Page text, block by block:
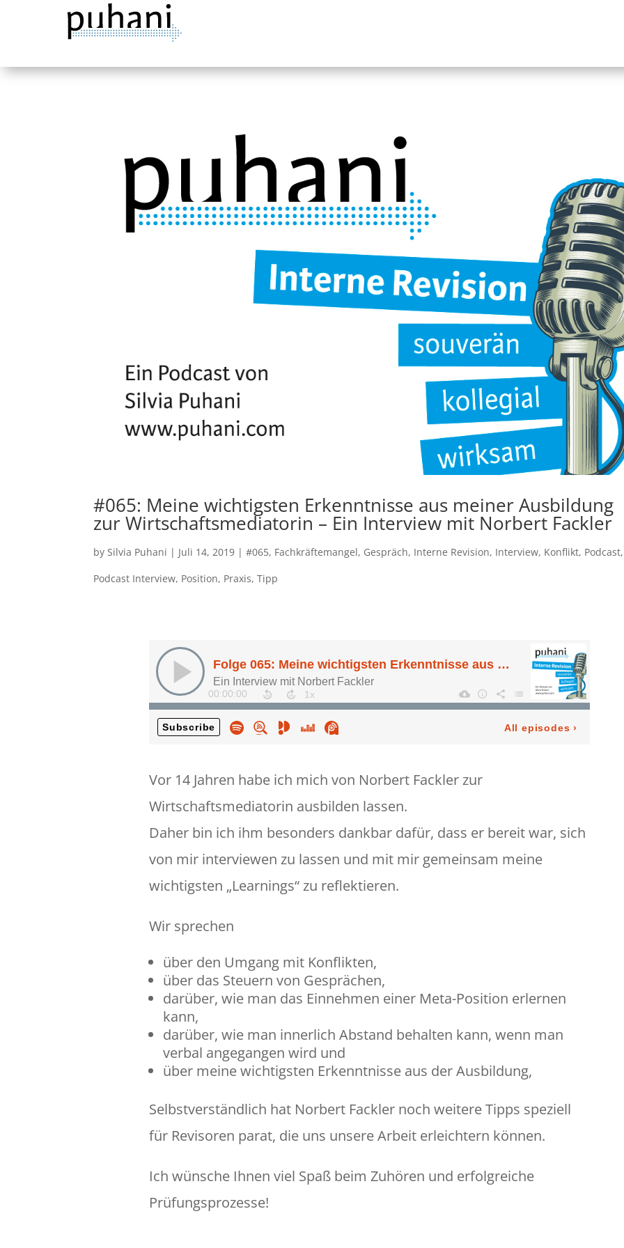
#065: Meine wichtigsten Erkenntnisse aus meiner Ausbildung
zur Wirtschaftsmediatorin – Ein Interview mit Norbert Fackler
bySilvia Puhani | Juli 14, 2019 |#065, Fachkräftemangel, Gespräch, Interne Revision, Interview, Konflikt, Podcast,
Podcast Interview, Position, Praxis,Tipp
Vor 14 Jahren habe ich mich von Norbert Fackler zur
Wirtschaftsmediatorin ausbilden lassen.
Daher bin ich ihm besonders dankbar dafür, dass er bereit war, sich
von mir interviewen zu lassen und mit mir gemeinsam meine
wichtigsten „Learnings“ zu reflektieren.
Wir sprechen
über den Umgang mit Konflikten,
über das Steuern von Gesprächen,
darüber, wie man das Einnehmen einer Meta-Position erlernen
kann,
darüber, wie man innerlich Abstand behalten kann, wenn man
verbal angegangen wird und
über meine wichtigsten Erkenntnisse aus der Ausbildung,
Selbstverständlich hat Norbert Fackler noch weitere Tipps speziell
für Revisoren parat, die uns unsere Arbeit erleichtern können.
Ich wünsche Ihnen viel Spaß beim Zuhören und erfolgreiche
Prüfungsprozesse!